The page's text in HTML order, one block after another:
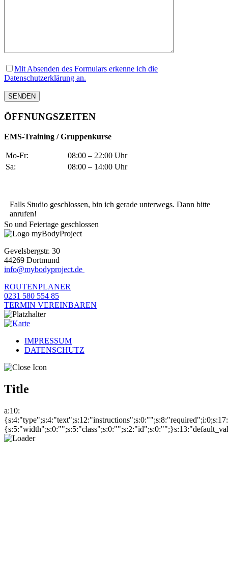
Mit Absenden des Formulars erkenne ich die
Datenschutzerklärung an.
ÖFFNUNGSZEITEN
EMS-Training / Gruppenkurse
Mo-Fr:
08:00 – 22:00 Uhr
Sa:
08:00 – 14:00 Uhr
Falls Studio geschlossen, bin ich gerade unterwegs. Dann bitte
anrufen!
So und Feiertage geschlossen
Gevelsbergstr. 30
44269 Dortmund
info@mybodyproject.de
ROUTENPLANER
0231 580 554 85
TERMIN VEREINBAREN
IMPRESSUM
DATENSCHUTZ
Title
a:10: